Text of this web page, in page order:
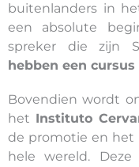
buitenlanders in
een absolute
spreker die zijn
hebben een
Bovendien wordt
het Instituto
de promotie en het
hele wereld.